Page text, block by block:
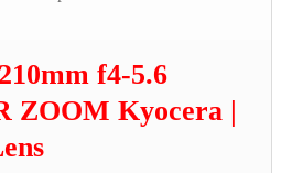
f4-5.6
ZOOM Kyocera |